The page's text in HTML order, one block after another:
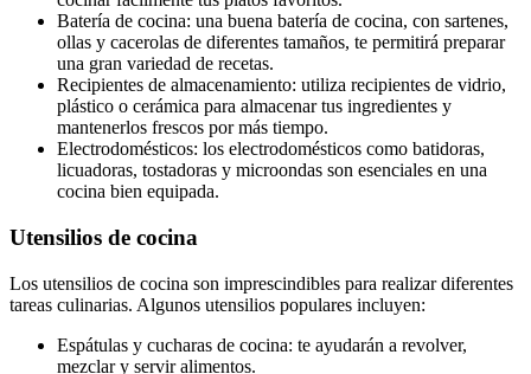
Batería de cocina: una buena batería de cocina, con sartenes,
ollas y cacerolas de diferentes tamaños, te permitirá preparar
una gran variedad de recetas.
Recipientes de almacenamiento: utiliza recipientes de vidrio,
plástico o cerámica para almacenar tus ingredientes y
mantenerlos frescos por más tiempo.
Electrodomésticos: los electrodomésticos como batidoras,
licuadoras, tostadoras y microondas son esenciales en una
cocina bien equipada.
Utensilios de cocina
Los utensilios de cocina son imprescindibles para realizar diferentes
tareas culinarias. Algunos utensilios populares incluyen:
Espátulas y cucharas de cocina: te ayudarán a revolver,
mezclar y servir alimentos.